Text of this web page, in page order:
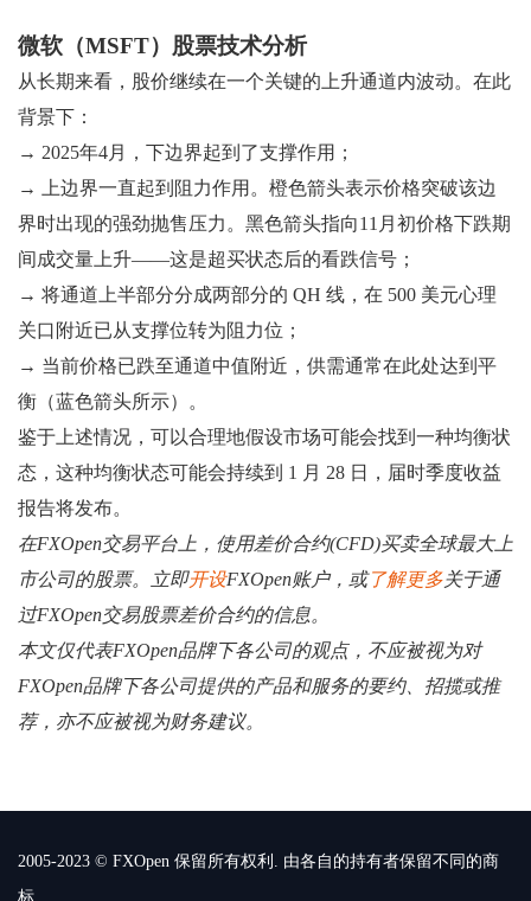
微软（MSFT）股票技术分析
从长期来看，股价继续在一个关键的上升通道内波动。在此
背景下：
→ 2025年4月，下边界起到了支撑作用；
→ 上边界一直起到阻力作用。橙色箭头表示价格突破该边
界时出现的强劲抛售压力。黑色箭头指向11月初价格下跌期
间成交量上升——这是超买状态后的看跌信号；
→ 将通道上半部分分成两部分的 QH 线，在 500 美元心理
关口附近已从支撑位转为阻力位；
→ 当前价格已跌至通道中值附近，供需通常在此处达到平
衡（蓝色箭头所示）。
鉴于上述情况，可以合理地假设市场可能会找到一种均衡状
态，这种均衡状态可能会持续到 1 月 28 日，届时季度收益
报告将发布。
在FXOpen交易平台上，使用差价合约(CFD)买卖全球最大上
市公司的股票。立即开设FXOpen账户，或了解更多关于通
过FXOpen交易股票差价合约的信息。
本文仅代表FXOpen品牌下各公司的观点，不应被视为对
FXOpen品牌下各公司提供的产品和服务的要约、招揽或推
荐，亦不应被视为财务建议。
2005-2023 © FXOpen 保留所有权利. 由各自的持有者保留不同的商
标.